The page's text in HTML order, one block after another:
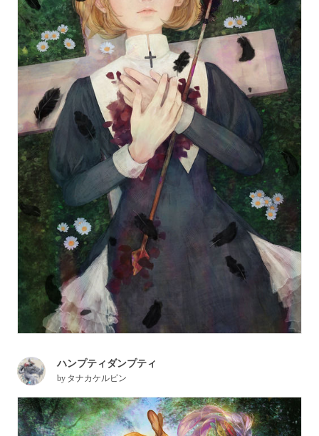
ハンプティダンプティ
by タナカケルビン